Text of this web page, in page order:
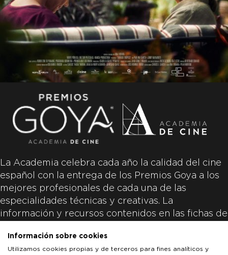
La Academia celebra cada año la calidad del cine
español con la entrega de los Premios Goya a los
mejores profesionales de cada una de las
especialidades técnicas y creativas. La
información y recursos contenidos en las fichas de
productoras de las películas y responsabilidad
única y exclusiva de las mismas.
Información sobre cookies
Utilizamos cookies propias y de terceros para fines analíticos y